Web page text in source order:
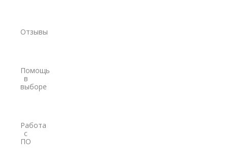
Сталкер
Radiodetection
Программы
Отзывы
Помощь
в
выборе
Работа
с
ПО